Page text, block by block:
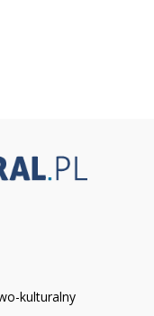
kulturalny